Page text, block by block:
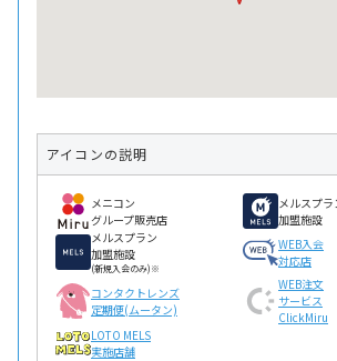
アイコンの説明
メニコン
グループ販売店
メルスプラ
加盟施設
メルスプラン
加盟施設
(新規入会のみ)※
WEB入会
対応店
コンタクトレンズ
定期便(ムータン)
WEB注文
サービス
ClickMiru
LOTO MELS
実施店舗